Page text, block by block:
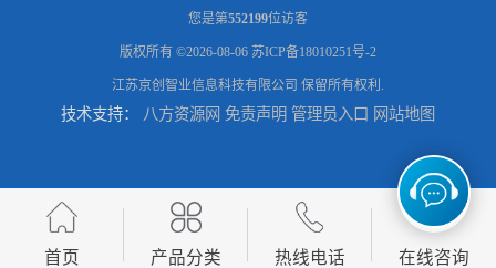
您是第552199位访客
版权所有 ©2026-08-06 苏ICP备18010251号-2
江苏京创智业信息科技有限公司 保留所有权利.
技术支持： 八方资源网 免责声明 管理员入口 网站地图
首页 产品分类 热线电话 在线咨询